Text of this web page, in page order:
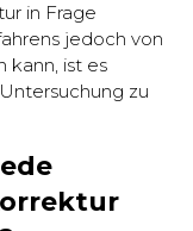
in Frage
jedoch von
kann, ist es
zu